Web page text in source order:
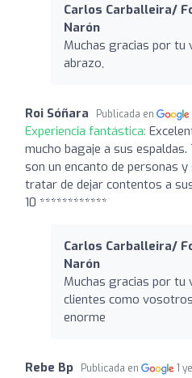
Carlos Carballeira/
Narón
Muchas gracias por tu
abrazo,
Roi Sóñara Publicada en
Experiencia fantástica:
mucho bagaje a sus
son un encanto de personas
tratar de dejar contentos a
10 ************
Carlos Carballeira/
Narón
Muchas gracias por tu
clientes como
enorme
Rebe Bp Publicada en 1